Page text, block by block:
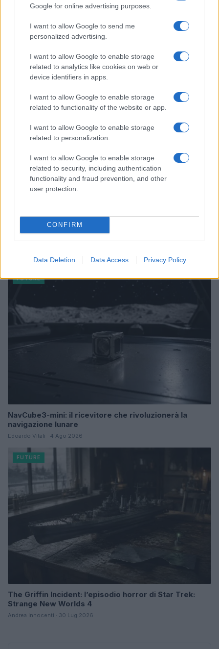
Google for online advertising purposes.
I want to allow Google to send me
personalized advertising.
I want to allow Google to enable storage
related to analytics like cookies on web or
device identifiers in apps.
I want to allow Google to enable storage
related to functionality of the website or app.
I want to allow Google to enable storage
related to personalization.
I want to allow Google to enable storage
related to security, including authentication
functionality and fraud prevention, and other
user protection.
CONFIRM
Data Deletion Data Access Privacy Policy
Continua a leggere
FUTURE
Costruire carriere con fondi UE: competenze digitali,
Andrea Innocenti · 5 Ago 2026
FUTURE
NavCube3-mini: il ricevitore che rivoluzionerà la
navigazione lunare
Edoardo Vitali · 4 Ago 2026
FUTURE
The Griffin Incident: l’episodio horror di Star Trek:
Strange New Worlds 4
Andrea Innocenti · 30 Lug 2026